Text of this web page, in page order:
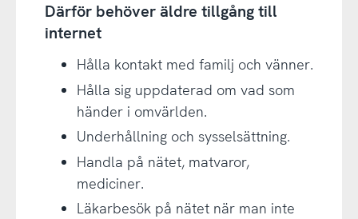
Därför behöver äldre tillgång till
internet
Hålla kontakt med familj och vänner.
Hålla sig uppdaterad om vad som
händer i omvärlden.
Underhållning och sysselsättning.
Handla på nätet, matvaror,
mediciner.
Läkarbesök på nätet när man inte